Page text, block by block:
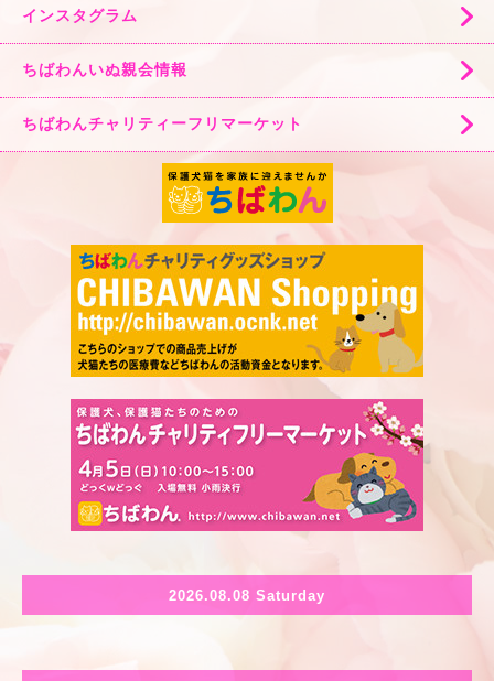
インスタグラム
ちばわんいぬ親会情報
ちばわんチャリティーフリマーケット
2026.08.08 Saturday